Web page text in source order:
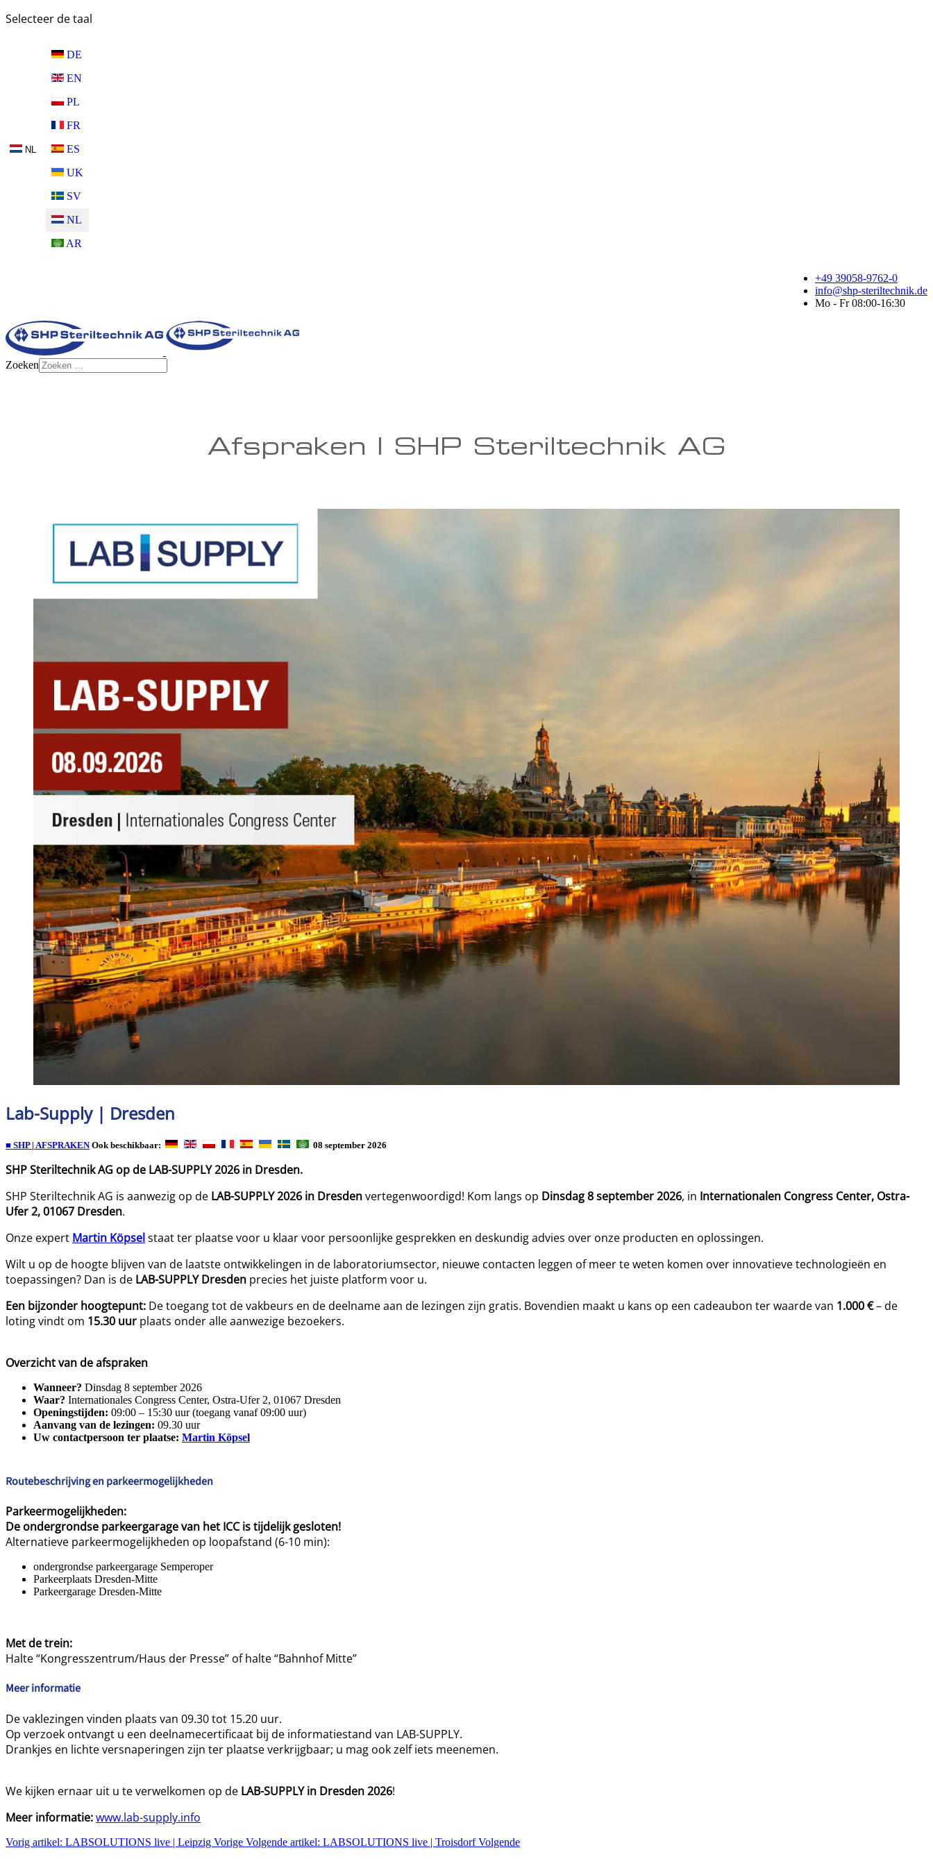
Selecteer de taal
NL
DE
EN
PL
FR
ES
UK
SV
NL
AR
+49 39058-9762-0
info@shp-steriltechnik.de
Mo - Fr 08:00-16:30
Zoeken
Afspraken | SHP Steriltechnik AG
Lab-Supply | Dresden
■ SHP | AFSPRAKEN Ook beschikbaar: 08 september 2026
SHP Steriltechnik AG op de LAB-SUPPLY 2026 in Dresden.
SHP Steriltechnik AG is aanwezig op de LAB-SUPPLY 2026 in Dresdenvertegenwoordigd! Kom langs op Dinsdag 8 september 2026, in Internationalen Congress Center, Ostra-
Ufer 2, 01067 Dresden.
Onze expert Martin Köpselstaat ter plaatse voor u klaar voor persoonlijke gesprekken en deskundig advies over onze producten en oplossingen.
Wilt u op de hoogte blijven van de laatste ontwikkelingen in de laboratoriumsector, nieuwe contacten leggen of meer te weten komen over innovatieve technologieën en
toepassingen? Dan is de LAB-SUPPLY Dresden precies het juiste platform voor u.
Een bijzonder hoogtepunt: De toegang tot de vakbeurs en de deelname aan de lezingen zijn gratis. Bovendien maakt u kans op een cadeaubon ter waarde van 1.000 €– de
loting vindt om 15.30 uur plaats onder alle aanwezige bezoekers.
Overzicht van de afspraken
Wanneer? Dinsdag 8 september 2026
Waar? Internationales Congress Center, Ostra-Ufer 2, 01067 Dresden
Openingstijden: 09:00 – 15:30 uur (toegang vanaf 09:00 uur)
Aanvang van de lezingen: 09.30 uur
Uw contactpersoon ter plaatse: Martin Köpsel
Routebeschrijving en parkeermogelijkheden
Parkeermogelijkheden:
De ondergrondse parkeergarage van het ICC is tijdelijk gesloten!
Alternatieve parkeermogelijkheden op loopafstand (6-10 min):
ondergrondse parkeergarage Semperoper
Parkeerplaats Dresden-Mitte
Parkeergarage Dresden-Mitte
Met de trein:
Halte “Kongresszentrum/Haus der Presse” of halte “Bahnhof Mitte”
Meer informatie
De vaklezingen vinden plaats van 09.30 tot 15.20 uur.
Op verzoek ontvangt u een deelnamecertificaat bij de informatiestand van LAB-SUPPLY.
Drankjes en lichte versnaperingen zijn ter plaatse verkrijgbaar; u mag ook zelf iets meenemen.
We kijken ernaar uit u te verwelkomen op de LAB-SUPPLY in Dresden 2026!
Meer informatie:www.lab-supply.info
Vorig artikel: LABSOLUTIONS live | Leipzig Vorige Volgende artikel: LABSOLUTIONS live | TroisdorfVolgende